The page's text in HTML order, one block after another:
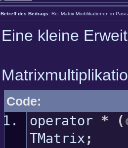
Betreff des Beitrags: Re: Matrix Modifikationen in
Eine kleine
Code:
operator * (
TMatrix ;